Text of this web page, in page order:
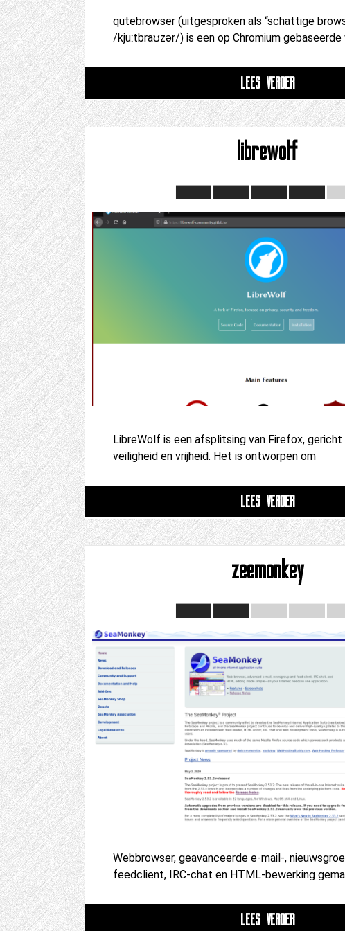
qutebrowser (uitgesproken als “schattige
/kjuːtbraʊzər/) is een op Chromium
LEES VERDER
librewolf
LibreWolf is een afsplitsing van Firefox, gericht
veiligheid en vrijheid. Het is ontworpen om
LEES VERDER
zeemonkey
Webbrowser, geavanceerde e-mail-,
feedclient, IRC-chat en HTML-bewerking
LEES VERDER